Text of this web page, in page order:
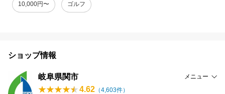
10,000円〜 ゴルフ
ショップ情報
岐阜県関市 メニュー
4.62 （4,603件）